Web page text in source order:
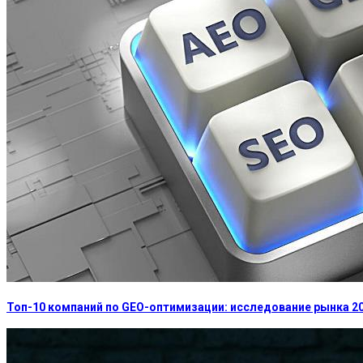
Топ-10 компаний по GEO-оптимизации: исследование рынка